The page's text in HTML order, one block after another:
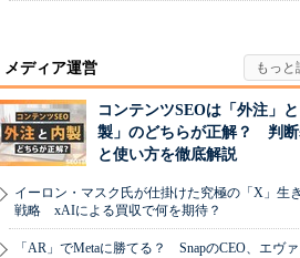
メディア運営
コンテンツSEOは「外注」
製」のどちらが正解？ 判
と使い方を徹底解説
イーロン・マスク氏が仕掛けた究極の「X」生
戦略 xAIによる買収で何を期待？
「AR」でMetaに勝てる？ SnapのCEO、エヴァ